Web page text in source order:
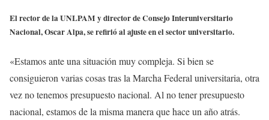
El rector de la UNLPAM y director de Consejo Interuniversitario
Nacional, Oscar Alpa, se refirió al ajuste en el sector universitario.
«Estamos ante una situación muy compleja. Si bien se
consiguieron varias cosas tras la Marcha Federal universitaria, otra
vez no tenemos presupuesto nacional. Al no tener presupuesto
nacional, estamos de la misma manera que hace un año atrás.